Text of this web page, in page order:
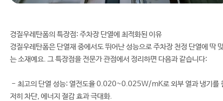
경질우레탄폼의 특장점: 주차장 단열에 최적화된 이유
경질우레탄폼은 단열재 중에서도 뛰어난 성능으로 주차장 천정 단열에 딱
는 소재예요. 그 특장점을 전문가 관점에서 정리하면 다음과 같습니다:
- 최고의 단열 성능: 열전도율 0.020~0.025W/mK로 외부 열과 냉기를
저히 차단, 에너지 절감 효과 극대화.